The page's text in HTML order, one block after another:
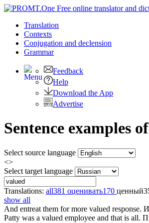
Translation
Contexts
Conjugation and declension
Grammar
Feedback
Help
Download the App
Advertise
Sentence
Select source language
<>
Select target language
Translations: all381 оценивать170 ценный
show all
And entreat them for more valued response.
Patty was a valued employee and that is all.